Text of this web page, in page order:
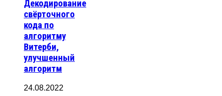
Декодирование
свёрточного
кода по
алгоритму
Витерби,
улучшенный
алгоритм
24.08.2022